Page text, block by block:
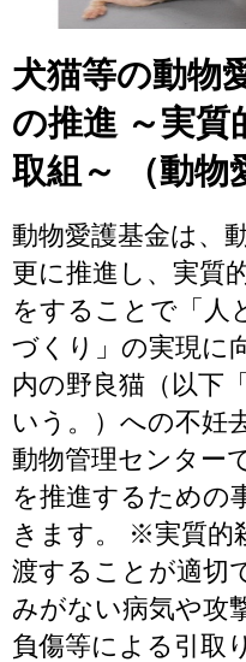
犬猫等の動物
の推進 ～実質
取組～ （動物
動物愛護基金は、
更に推進し、実質
をすることで「人
づくり」の実現に
内の野良猫（以下
いう。）への不妊
動物管理センター
を推進するための
きます。 ※実質的
渡することが適切
みがない病気や攻
負傷等による引取